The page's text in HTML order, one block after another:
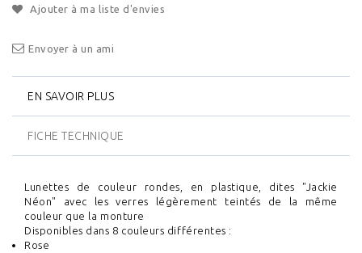
Ajouter à ma liste d'envies
Envoyer à un ami
EN SAVOIR PLUS
FICHE TECHNIQUE
Lunettes de couleur rondes, en plastique, dites "Jackie
Néon" avec les verres légèrement teintés de la même
couleur que la monture
Disponibles dans 8 couleurs différentes :
Rose